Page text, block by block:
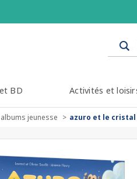
BD Activités et
albums jeunesse azuro et le